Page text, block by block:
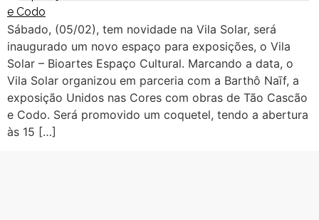
Sábado, (05/02), tem novidade na Vila Solar, será
inaugurado um novo espaço para exposições, o Vila
Solar – Bioartes Espaço Cultural. Marcando a data, o
Vila Solar organizou em parceria com a Barthô Naīf, a
exposição Unidos nas Cores com obras de Tão Cascão
e Codo. Será promovido um coquetel, tendo a abertura
às 15 […]